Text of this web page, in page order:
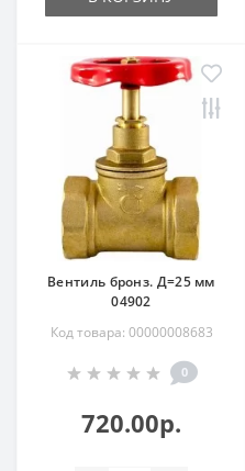
Вентиль бронз. Д=25 мм
04902
Код товара: 00000008683
0
720.00р.